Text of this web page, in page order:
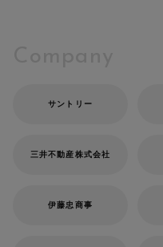
サントリー
三井不動産株式会社
伊藤忠商事